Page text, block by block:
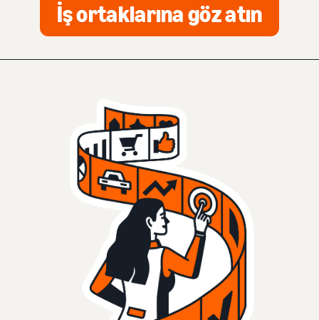
İş ortaklarına göz atın